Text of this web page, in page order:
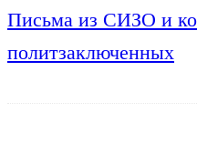
Письма из СИЗО и
политзаключенных